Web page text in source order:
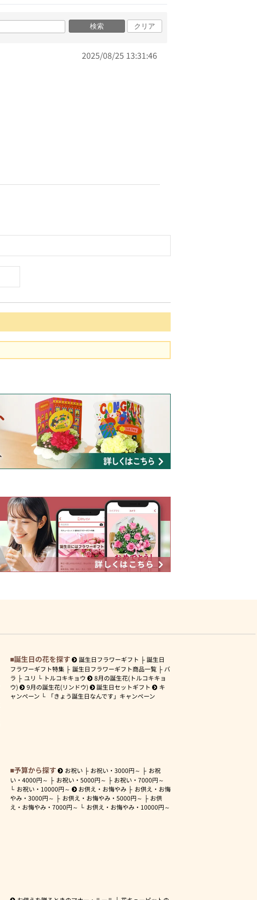
検索 クリア
2025/08/25 13:31:46
誕生日の花を探す 誕生日フラワーギフト
誕生日
フラワーギフト特集
誕生日フラワーギフト商品一覧
バ
ラ
ユリ トルコキキョウ
8月の誕生花(トルコキキョ
ウ)
9月の誕生花(リンドウ) 誕生日セットギフト
キ
ャンペーン
「きょう誕生日なんです」キャンペーン
予算から探す お祝い お祝い・3000円～
お祝
い・ 4000円～ お祝い・ 5000円～ お祝い・7000円～
お祝い・ 10000円～ お供え・お悔やみ
お供え・お悔
やみ・ 3000円～ お供え・お悔やみ・ 5000円～
お供
え・お悔やみ・ 7000円～ お供え・お悔やみ・ 10000円～